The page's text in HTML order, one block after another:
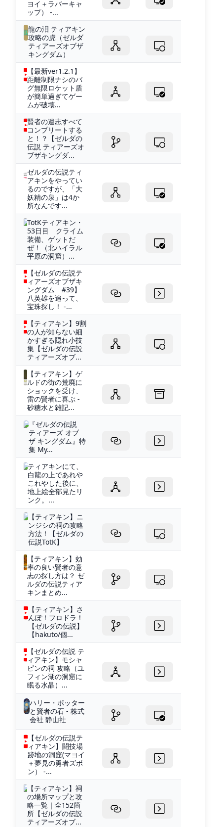
ヨイ＋ラバーキャ
ップ） -...
龍の泪 ティアキン
攻略の虎（ゼルダ
ティアーズオブザ
キングダム）
【最新ver1.2.1】
距離制限ナシのバ
グ無限ロケット盾
が簡単過ぎてゲー
ムが破壊...
賢者の遺志すべて
コンプリートする
と！？【ゼルダの
伝説 ティアーズオ
ブザキングダ...
ゼルダの伝説ティ
アキンをやってい
るのですが、「大
妖精の泉」は4か
所なんです...
TotKティアキン・
53日目 クライム
装備、ゲットだ
ぜ！（北ハイラル
平原の洞窟）...
【ゼルダの伝説テ
ィアーズオブザキ
ングダム #39】
八英雄を追って、
宝珠探し！ -...
【ティアキン】9割
の人が知らない細
かすぎる隠れ小技
集【ゼルダの伝説
ティアーズオブ...
【ティアキン】ゲ
ルドの街の荒廃に
ショックを受け、
雷の賢者に喜ぶ -
砂糖水と雑記...
『ゼルダの伝説
ティアーズ オブ
ザ キングダム』特
集 My...
ティアキンにて、
白龍の上であれや
これやした後に、
地上絵全部見たリ
ンク。...
【ティアキン】ニ
ンジシの祠の攻略
方法！【ゼルダの
伝説TotK】
【ティアキン】効
率の良い賢者の意
志の探し方は？ ゼ
ルダの伝説ティア
キンまとめ...
【ティアキン】さ
んぽ！フロドラ！
【ゼルダの伝説】
【hakuto/個...
【ゼルダの伝説 テ
ィアキン】モシャ
ピンの祠 攻略（ユ
フィン湖の洞窟に
眠る水晶）...
ハリー・ポッター
と賢者の石 - 株式
会社 静山社
【ゼルダの伝説テ
ィアキン】闘技場
跡地の洞窟(マヨイ
＋夢見の勇者ズボ
ン） -...
【ティアキン】祠
の場所マップと攻
略一覧｜全152箇
所【ゼルダの伝説
ティアーズオブ...